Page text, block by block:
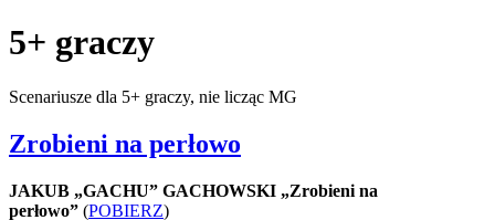
5+ graczy
Scenariusze dla 5+ graczy, nie licząc MG
Zrobieni na perłowo
JAKUB „GACHU” GACHOWSKI „Zrobieni na
perłowo” (POBIERZ)